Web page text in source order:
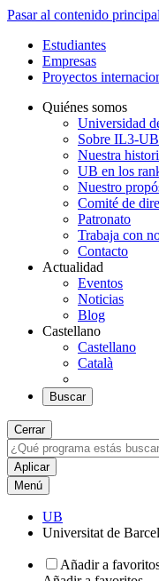
Pasar al contenido principal
Estudiantes
Empresas
Proyectos
Quiénes somos
Universidad
Sobre IL3-UB
Nuestra
UB en los
Nuestro
Comité de
Patronato
Trabaja con
Contacto
Actualidad
Eventos
Noticias
Blog
Castellano
Castellano
Català
Buscar
Cerrar
Menú
UB
Universitat de
Añadir a